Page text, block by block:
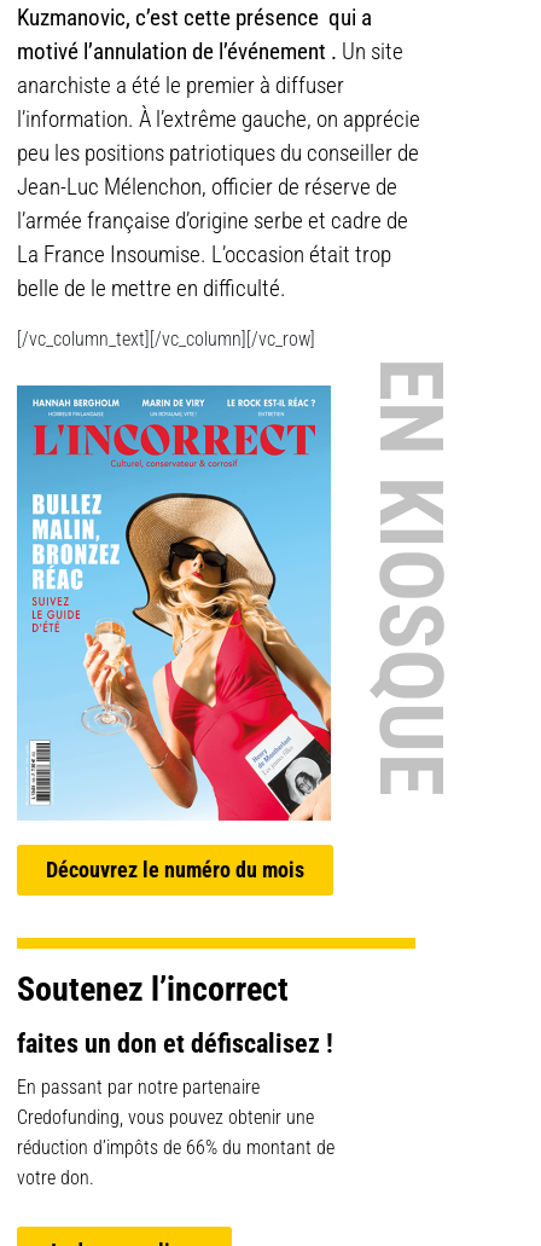
Kuzmanovic, c’est cette présence qui a
motivé l’annulation de l’événement . Un site
anarchiste a été le premier à diffuser
l’information. À l’extrême gauche, on apprécie
peu les positions patriotiques du conseiller de
Jean-Luc Mélenchon, officier de réserve de
l’armée française d’origine serbe et cadre de
La France Insoumise. L’occasion était trop
belle de le mettre en difficulté.
[/vc_column_text][/vc_column][/vc_row]
EN KIOSQUE
Découvrez le numéro du mois
Soutenez l’incorrect
faites un don et défiscalisez !
En passant par notre partenaire
Credofunding, vous pouvez obtenir une
réduction d’impôts de 66% du montant de
votre don.